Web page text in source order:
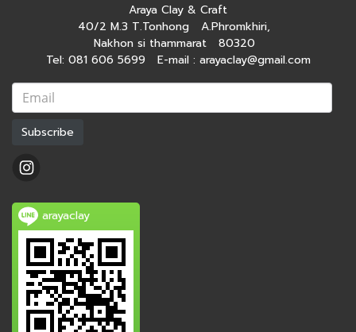
Araya Clay & Craft
40/2 M.3 T.Tonhong A.Phromkhiri,
Nakhon si thammarat 80320
Tel: 081 606 5699 E-mail : arayaclay@gmail.com
Subscribe
arayaclay